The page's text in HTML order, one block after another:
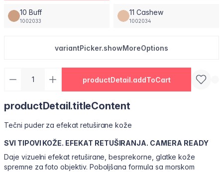
10 Buff
1002033
11 Cashew
1002034
variantPicker.showMoreOptions
productDetail.addToCart
productDetail.titleContent
Tečni puder za efekat retuširane kože
SVI TIPOVI KOŽE. EFEKAT RETUŠIRANJA. CAMERA READY
Daje vizuelni efekat retuširane, besprekorne, glatke kože
spremne za foto objektiv. Poboljšana formula sa morskom